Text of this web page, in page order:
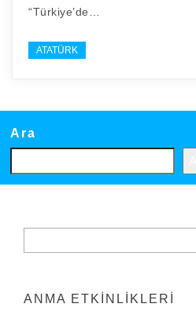
“Türkiye’de…
ATATÜRK
Ara
ANMA ETKINLIKLERI